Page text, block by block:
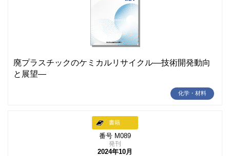
廃プラスチックのケミカルリサイクル―技術開発動向
と展望―
化学・材料
書籍
番号 M089
発刊
2024年10月